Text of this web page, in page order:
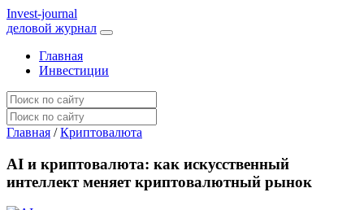
Invest-journal
деловой журнал
Главная
Инвестиции
Главная / Криптовалюта
AI и криптовалюта: как искусственный
интеллект меняет криптовалютный рынок